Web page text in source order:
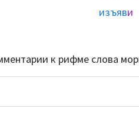
изъяви
к рифме слова